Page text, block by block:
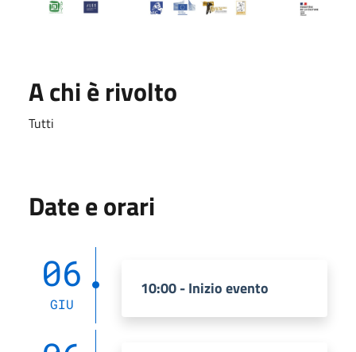
A chi è rivolto
Tutti
Date e orari
06
GIU
10:00 - Inizio evento